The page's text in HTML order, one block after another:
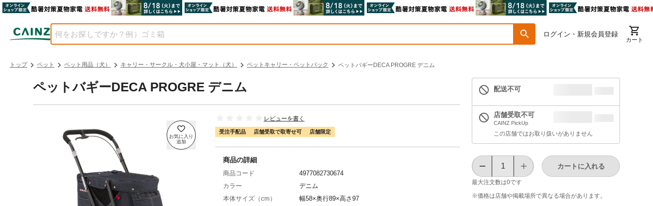
ログイン・新規会員登録
カート
トップ ペット ペット用品（犬） キャリー・サークル・犬小屋・マット（犬） ペットキャリー・ペットバック ペットバギーDECA PROGRE デニム
ペットバギーDECA PROGRE デニム
レビューを書く
受注手配品 店舗受取で取寄せ可 店舗限定
配送不可
店舗受取不可
CAINZ PickUp
この店舗ではお取り扱いがありません
最大注文数は0です
カートに入れる
※価格は​店舗や​掲載場所で​異なる​場合が​あります。
商品の詳細
商品コード
4977082730674
カラー
デニム
本体サイズ（cm）
幅58×奥行89×高さ97